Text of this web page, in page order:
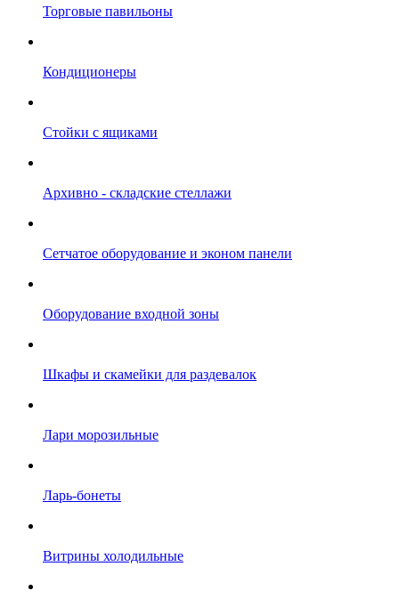
Торговые павильоны
Кондиционеры
Стойки с ящиками
Архивно - складские стеллажи
Сетчатое оборудование и эконом панели
Оборудование входной зоны
Шкафы и скамейки для раздевалок
Лари морозильные
Ларь-бонеты
Витрины холодильные